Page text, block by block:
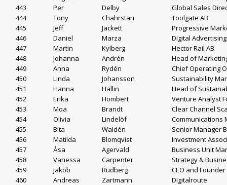
443
Per Delby
Global Sales
444
Tony Chahrstan
Toolgate AB
445
Jeff Jackett
Progressive
446
Daniel Marza
Digital
447
Martin Kylberg
Hector Rail AB
448
Johanna Andrén
Head of
449
Anna Rydén
Chief Operating
450
Linda Johansson
Sustainability
451
Hanna Hallin
Head of
452
Erika Hombert
Venture Analyst
453
Moa Brandt
Clear Channel
454
Olivia Lindelöf
Communications
455
Bita Waldén
Senior Manager
456
Matilda Blomqvist
Investment
457
Åsa Agervald
Business Unit
458
Vanessa Carpenter
Strategy &
459
Jakob Rudberg
CEO and
460
Andreas Zartmann
Digitalroute